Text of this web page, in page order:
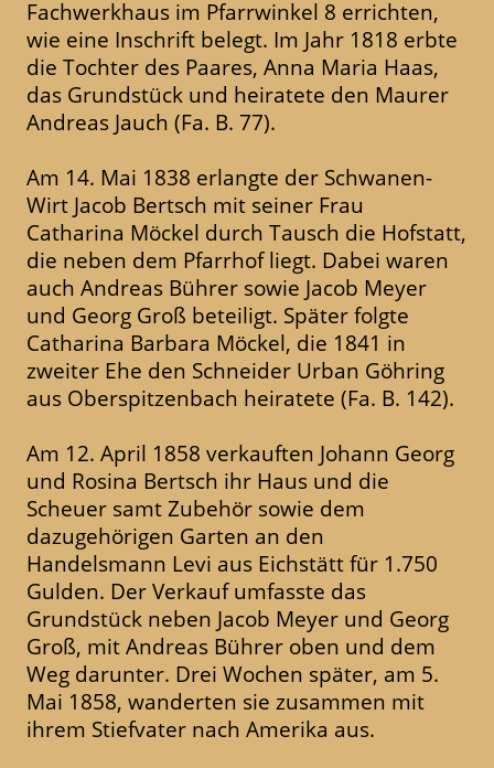
Fachwerkhaus im Pfarrwinkel 8 errichten,
wie eine Inschrift belegt. Im Jahr 1818 erbte
die Tochter des Paares, Anna Maria Haas,
das Grundstück und heiratete den Maurer
Andreas Jauch (Fa. B. 77).
Am 14. Mai 1838 erlangte der Schwanen-
Wirt Jacob Bertsch mit seiner Frau
Catharina Möckel durch Tausch die Hofstatt,
die neben dem Pfarrhof liegt. Dabei waren
auch Andreas Bührer sowie Jacob Meyer
und Georg Groß beteiligt. Später folgte
Catharina Barbara Möckel, die 1841 in
zweiter Ehe den Schneider Urban Göhring
aus Oberspitzenbach heiratete (Fa. B. 142).
Am 12. April 1858 verkauften Johann Georg
und Rosina Bertsch ihr Haus und die
Scheuer samt Zubehör sowie dem
dazugehörigen Garten an den
Handelsmann Levi aus Eichstätt für 1.750
Gulden. Der Verkauf umfasste das
Grundstück neben Jacob Meyer und Georg
Groß, mit Andreas Bührer oben und dem
Weg darunter. Drei Wochen später, am 5.
Mai 1858, wanderten sie zusammen mit
ihrem Stiefvater nach Amerika aus.